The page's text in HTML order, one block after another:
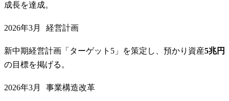
成長を達成。
2026年3月 経営計画
新中期経営計画「ターゲット5」を策定し、預かり資産5兆円
の目標を掲げる。
2026年3月 事業構造改革